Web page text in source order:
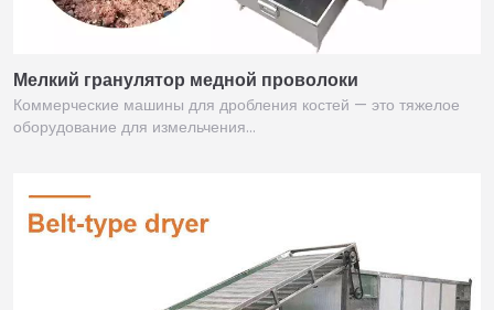
Мелкий гранулятор медной проволоки
Коммерческие машины для дробления костей — это тяжелое
оборудование для измельчения…